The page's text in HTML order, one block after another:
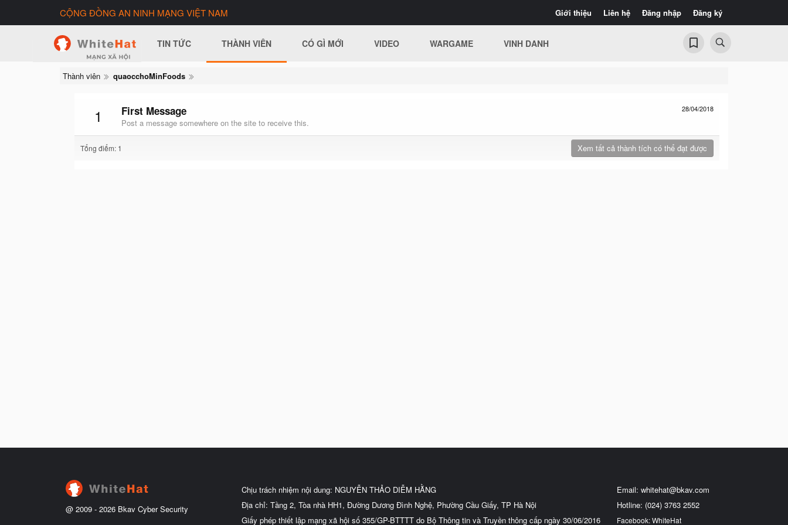
Giới thiệu Liên hệ Đăng nhập Đăng ký
CỘNG ĐỒNG AN NINH MẠNG VIỆT NAM
TIN TỨC THÀNH VIÊN CÓ GÌ MỚI VIDEO WARGAME VINH DANH
Thành viên quaocchoMinFoods
1 28/04/2018
First Message
Post a message somewhere on the site to receive this.
Tổng điểm: 1 Xem tất cả thành tích có thể đạt được
@ 2009 - 2026 Bkav Cyber Security
Chịu trách nhiệm nội dung: NGUYỄN THẢO DIỄM HẰNG
Địa chỉ: Tầng 2, Tòa nhà HH1, Đường Dương Đình Nghệ, Phường Cầu Giấy, TP Hà Nội
Giấy phép thiết lập mạng xã hội số 355/GP-BTTTT do Bộ Thông tin và Truyền thông cấp ngày 30/06/2016
Email: whitehat@bkav.com
Hotline: (024) 3763 2552
Facebook: WhiteHat